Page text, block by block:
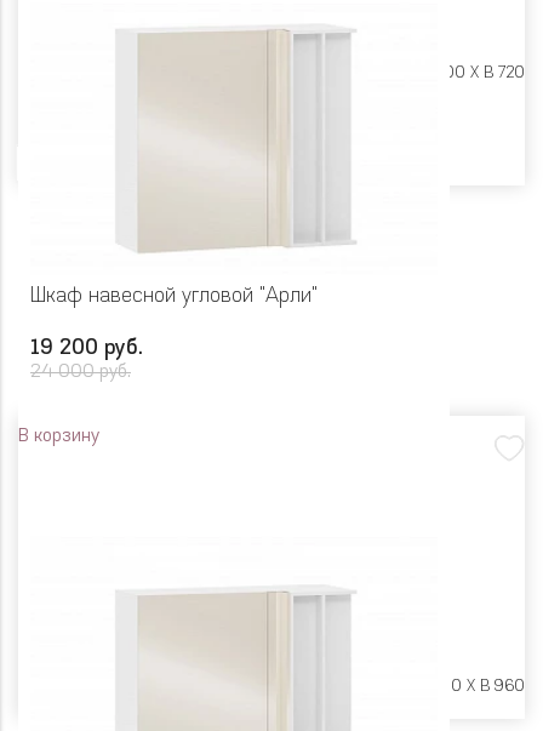
Ш 1000 X Г 400 X В 720
Шкаф навесной угловой "Арли"
19 200 руб.
24 000 руб.
В корзину
Ш 1000 X Г 400 X В 960